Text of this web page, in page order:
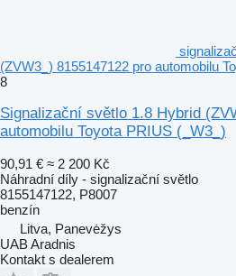
(ZVW3_) 8155147122 pro automobilu
8
Signalizační světlo 1.8 Hybrid
automobilu Toyota PRIUS (_W3_)
90,91 € ≈ 2 200 Kč
Náhradní díly - signalizační světlo
8155147122, P8007
benzín
Litva, Panevėžys
UAB Aradnis
Kontakt s dealerem